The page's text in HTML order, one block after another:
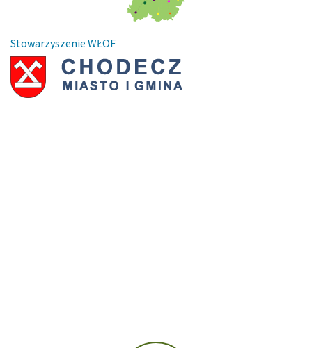
Stowarzyszenie WŁOF